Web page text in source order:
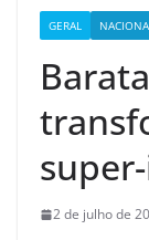
GERAL
2 de julho de